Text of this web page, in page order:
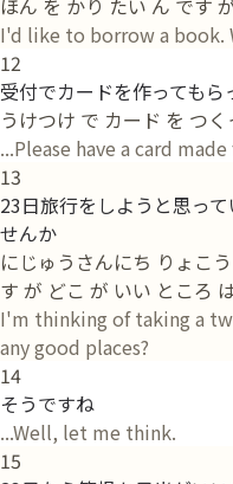
ほん を かり たい ん です
I'd like to borrow a book.
12
受付でカードを作ってもら
うけつけ で カード を つ
...Please have a card
13
23日旅行をしようと思っ
せんか
にじゅうさんにち りょこ
す が どこ が いい ところ
I'm thinking of taking a
any good places?
14
そうですね
...Well, let me think.
15